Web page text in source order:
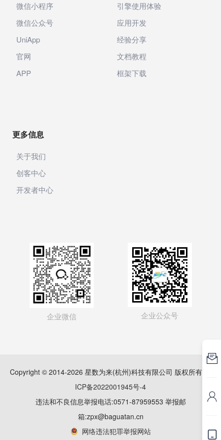
微信小程序
微信公众号
UniApp
官网
APP
引擎使用体验
应用开发
经验分享
文档教程
框架下载
更多信息
关于我们
创客中心
开发者中心
企业微信 企业公众号
Copyright © 2014-2026 星数为来(杭州)科技有限公司 版权所有
ICP备2022001945号-4
违法和不良信息举报电话:0571-87959553 举报邮
箱:zpx@baguatan.cn
网络违法犯罪举报网站


